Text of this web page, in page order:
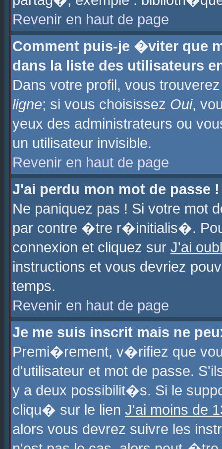
Revenir en haut de page
Comment puis-je �viter que
dans la liste des utilisateurs
Dans votre profil, vous
ligne; si vous choisissez Oui,
yeux des administrateurs ou
un utilisateur invisible.
Revenir en haut de page
J'ai perdu mon mot de passe !
Ne paniquez pas ! Si votre
par contre �tre r�initialis�.
connexion et cliquez sur J'ai
instructions et vous devriez
temps.
Revenir en haut de page
Je me suis inscrit mais ne
Premi�rement, v�rifiez que
d'utilisateur et mot de passe.
y a deux possibilit�s. Si le
cliqu� sur le lien J'ai moins de
alors vous devrez suivre les